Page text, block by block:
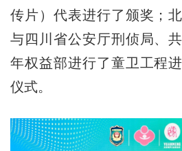
传片）代表进行了颁奖；
与四川省公安厅刑侦局、
年权益部进行了童卫工程
仪式。